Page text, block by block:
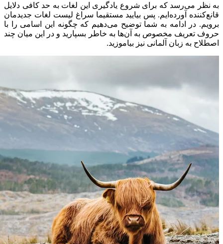
به نظر می‌رسد که برای شروع یادگیری این لغات به حد کافی دلایل
قانع‌کننده آورده‌ایم. پس بیایید مستقیما سراغ لیست لغات جدیدمان
برویم. در ادامه به شما توضیح می‌دهیم که چگونه این اسامی را با
حروف تعریف مخصوص به آن‌ها به خاطر بسپارید و در این میان چند
اصطلاح به زبان آلمانی نیز بیاموزید.